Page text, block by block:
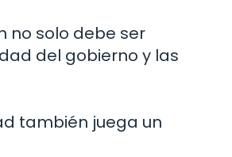
no solo debe ser
del gobierno y las
también juega un